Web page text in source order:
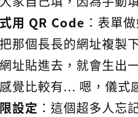
用 QR Code ：表單
那個長長的網址複製
網址貼進去，就會生出
覺比較有... 嗯，儀式
設定 ：這個超多人忘